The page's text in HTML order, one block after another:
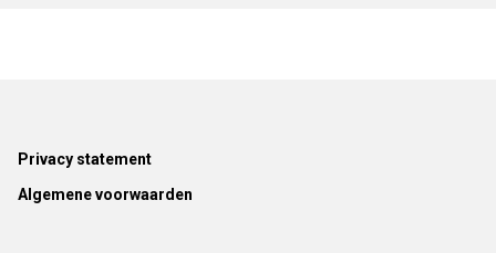
Footer
Privacy statement
Algemene voorwaarden